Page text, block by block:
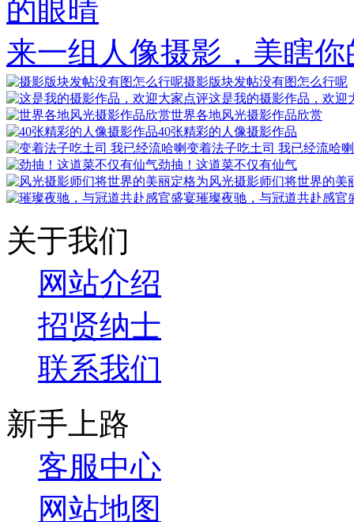
来一组人像摄影，美瞎你
摄影版块发帖没有图怎么行呢
这是我的摄影作品，欢迎
世界各地风光摄影作品欣赏
40张精彩的人像摄影作品
变着法子吃土司 我已经流哈喇
劲抽！这道菜不仅有仙气
风光摄影师们将世界的美
璀璨夜驰，与冠道共赴感官
关于我们
网站介绍
招贤纳士
联系我们
新手上路
客服中心
网站地图